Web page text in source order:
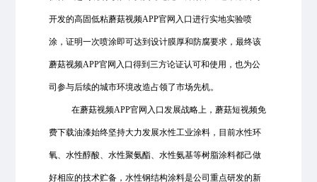
开发的高固低粘蘑菇视频APP官网入口进行实地实验喷
涂，证明一次喷涂即可达到设计膜厚和防腐要求，最终该
蘑菇视频APP官网入口得到三方论证认可和使用，也为公
司参与后续的城市环境改造占领了市场先机。
在蘑菇视频APP官网入口发展战略上，蘑菇短视频免
费下载油漆始终坚持大力发展水性工业涂料，目前水性环
氧、水性醇酸、水性聚氨酯、水性氨基等树脂涂料都己做
好相应的技术贮备，水性钢结构涂料是公司重点研发的新